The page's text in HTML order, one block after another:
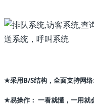
★采用B/S结构，全面支持网
★易操作： 一看就懂，一用就